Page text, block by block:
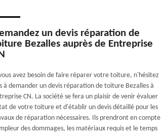
un devis réparation de
Bezalles auprès de Entreprise
avez besoin de faire réparer votre toiture, n'hésitez
à demander un devis réparation de toiture Bezalles à
CN. La société se fera un plaisir de venir évaluer
de votre toiture et d'établir un devis détaillé pour les
de réparation nécessaires. Ils prendront en compte
des dommages, les matériaux requis et le temps